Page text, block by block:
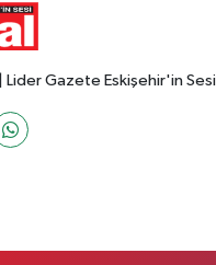
Lider Gazete Eskişehir'in Sesi